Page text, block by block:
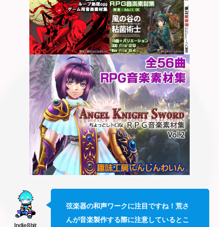
弦楽器の和声ワークに注目ですね！荒さ
んが音楽製作する際に注意しているとこ